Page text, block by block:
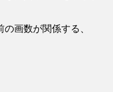
画数が関係する、